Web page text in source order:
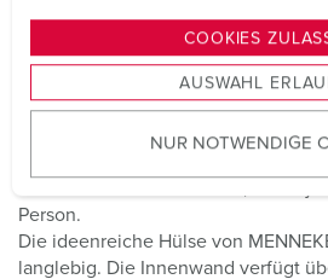
s
u
w
h
l
COOKIES
AUSWAHL
NUR NOTWENDIGE
CONTACT® ist bis zu 50 Prozent
Das erleichtert den Arbeitsablauf
X-CONTACT® Hülsen nehmen die
leichtgängig auf. Zudem sorgt das
eine besondere Elastizität der
Person.
Die ideenreiche Hülse von
langlebig. Die Innenwand verfügt